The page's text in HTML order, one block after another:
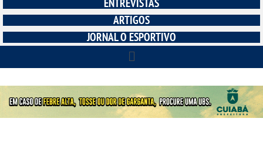
ENTREVISTAS
ARTIGOS
JORNAL O ESPORTIVO